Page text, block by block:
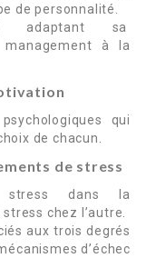
de personnalité.
adaptant sa
à la
qui
de chacun.
de stress
stress dans la
chez l’autre.
aux trois degrés
d’échec